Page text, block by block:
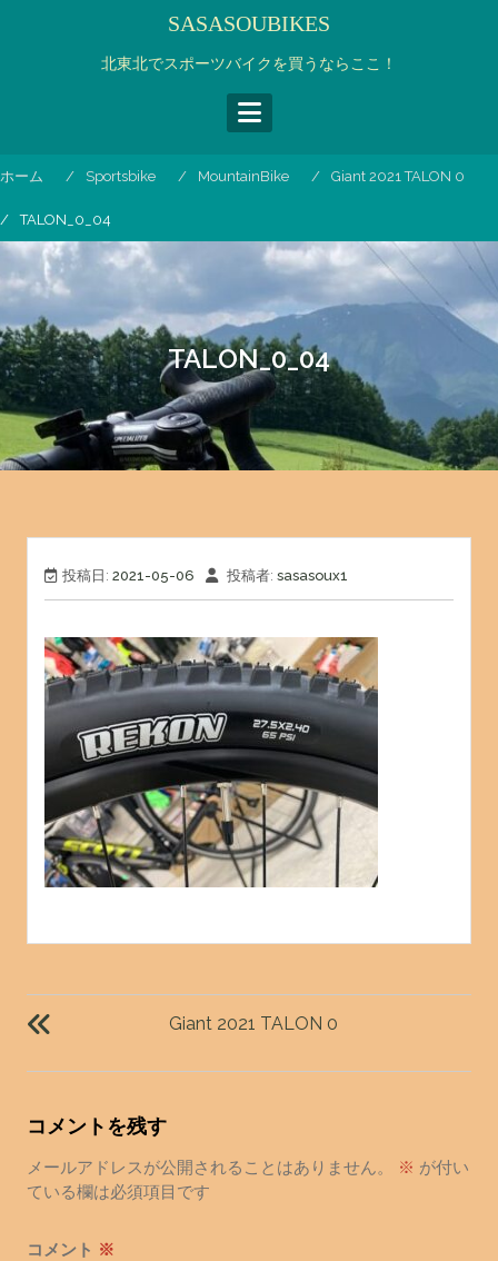
キ
プ
SASASOUBIKES
北東北でスポーツバイクを買うならここ！
ホーム Sportsbike MountainBike Giant 2021 TALON 0
TALON_0_04
TALON_0_04
投稿日: 2021-05-06 投稿者: sasasoux1
投
稿
ビ
ー
シ
ョ
Giant 2021 TALON 0
コメントを残す
メールアドレスが公開されることはありません。 ※ が付い
ている欄は必須項目です
コメント ※